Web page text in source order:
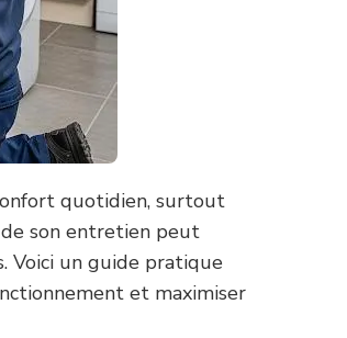
quotidien, surtout
son entretien peut
Voici un guide pratique
et maximiser